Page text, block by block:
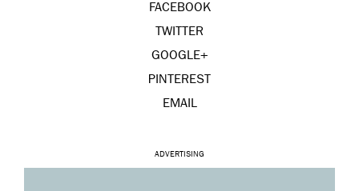
FACEBOOK
TWITTER
GOOGLE+
PINTEREST
EMAIL
ADVERTISING